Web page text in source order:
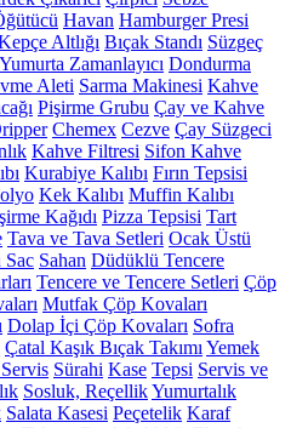
Havan Hamburger Presi
Altlığı Bıçak Standı Süzgeç
Yumurta Zamanlayıcı Dondurma
Aleti Sarma Makinesi Kahve
Pişirme Grubu Çay ve Kahve
Chemex Cezve Çay Süzgeci
Kahve Filtresi Sifon Kahve
Kurabiye Kalıbı Fırın Tepsisi
Kek Kalıbı Muffin Kalıbı
Kağıdı Pizza Tepsisi Tart
Tava ve Tava Setleri Ocak Üstü
Sac Sahan Düdüklü Tencere
Tencere ve Tencere Setleri Çöp
Mutfak Çöp Kovaları
Dolap İçi Çöp Kovaları Sofra
Çatal Kaşık Bıçak Takımı Yemek
Sürahi Kase Tepsi Servis ve
Sosluk, ReçellikYumurtalık
Salata Kasesi Peçetelik Karaf